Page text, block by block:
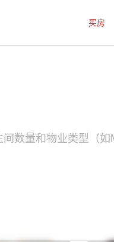
买房
数量和物业类型（